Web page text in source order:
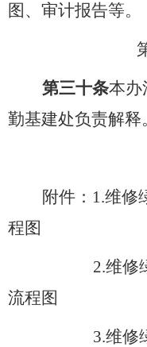
图、审计报告等。
第三十条本办
勤基建处负责解释
附件： 1.维修
程图
2.维修
流程图
3.维修